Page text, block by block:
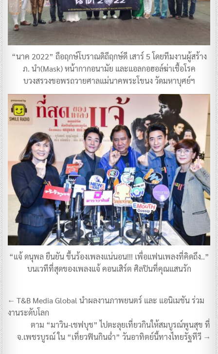
“นาค 2022” ถือฤกษ์โบราณดิถีฤกษ์ดี เสาร์ 5 โดยทีมงานผู้สร้าง
ภ. นำ(Mask) หน้ากากอนามัย และแอลกอฮอล์ฆ่าเชื้อโรค
บวงสรวงขอพรถวายศาลแม่นาคพระโขนง วัดมหาบุศย์ฯ
“แจ้ ดนุพล ยืนยัน ขึ้นร้องเพลงแน่นอน!!! เพื่อแฟนเพลงที่คิดถึง..”
บนเวทีที่สุดของเพลงแจ้ คอนเสิร์ต ศิลปินที่คุณแสนรัก
แนะแนว
เรื่อง
← T&B Media Global นำผลงานภาพยนตร์ และ แอนิเมชัน ร่วม
งานระดับโลก
ตาม “มาวิน-เชฟบุช” ไปตะลุยเที่ยวกินให้สมบูรณ์พูนสุข ที่
จ.เพชรบูรณ์ ใน “เที่ยวฟินกินฉ่ำ” วันอาทิตย์นี้ทางไทยรัฐทีวี →